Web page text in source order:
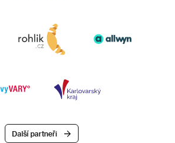
Další partneři